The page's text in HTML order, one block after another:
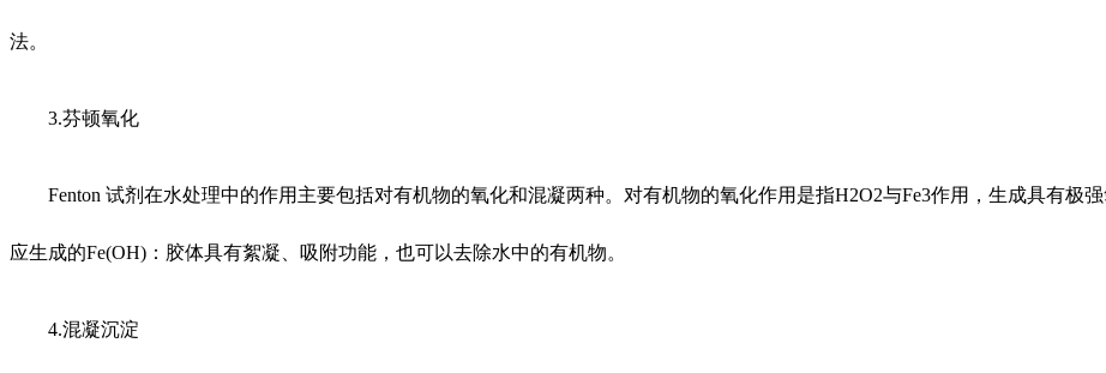
法。
3.芬顿氧化
Fenton 试剂在水处理中的作用主要包括对有机物的氧化和混凝两种。对有机物的氧化作用是指H2O2与Fe3作用，生成具有极
应生成的Fe(OH)：胶体具有絮凝、吸附功能，也可以去除水中的有机物。
4.混凝沉淀